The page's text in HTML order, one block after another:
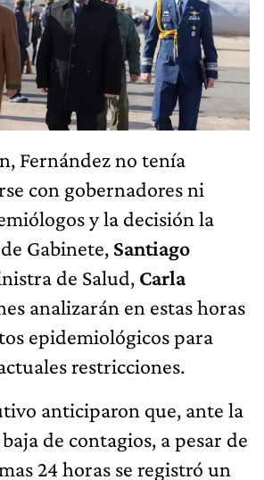
Fernández no tenía
con gobernadores ni
y la decisión la
Gabinete, Santiago
de Salud, Carla
analizarán en estas horas
epidemiológicos para
restricciones.
anticiparon que, ante la
de contagios, a pesar de
24 horas se registró un